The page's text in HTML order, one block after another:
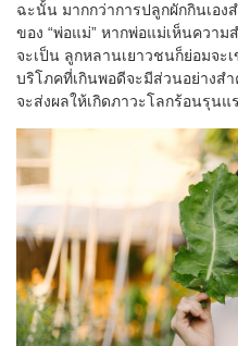
ฉะนั้น มากกว่าการปลูกผักกินเอง
ของ “พ่อแม่” หากพ่อแม่เห็นควา
จะเป็น ลูกหลานเยาวชนก็ย่อมจะ
บริโภคที่เกินพอดีจะมีส่วนอย่างส
จะส่งผลให้เกิดภาวะโลกร้อนรุนแ